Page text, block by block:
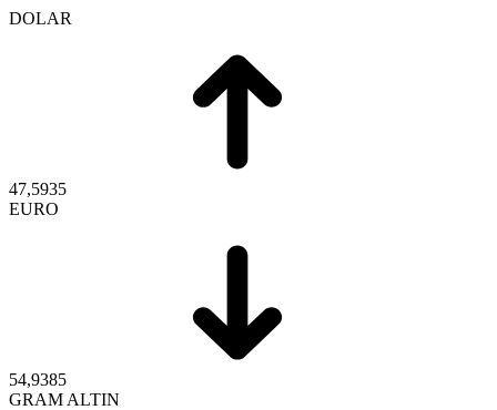
DOLAR
47,5935
EURO
54,9385
GRAM ALTIN